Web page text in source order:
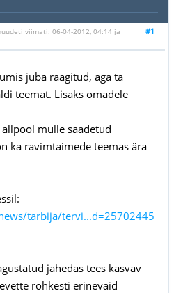
#1
viimati: 06-04-2012, 04:14 ja
juba räägitud, aga ta
teemat. Lisaks omadele
mulle saadetud
ka ravimtaimede teemas ära
tarbija/tervi...d=25702445
jahedas tees kasvav
rohkesti erinevaid